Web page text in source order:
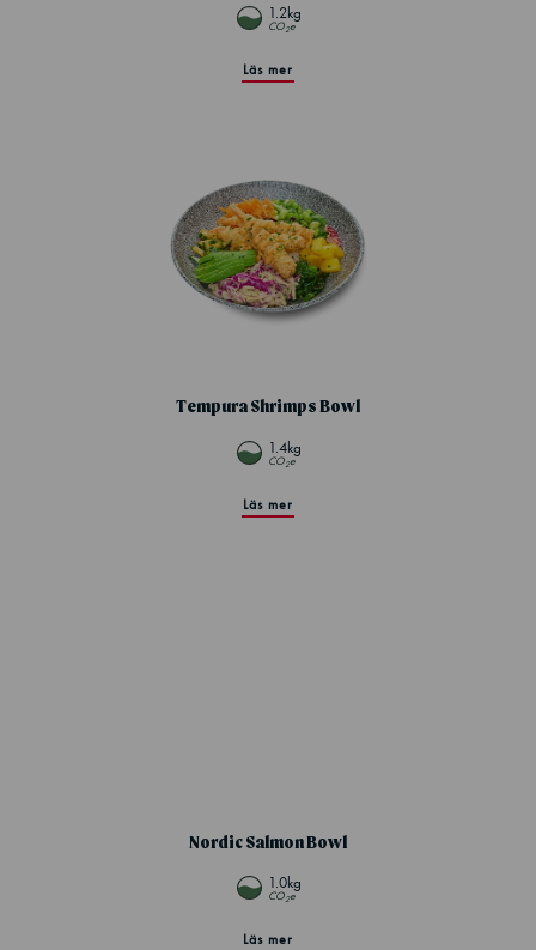
1.2kg
CO2e
Läs mer
Tempura Shrimps Bowl
1.4kg
CO2e
Läs mer
Nordic Salmon Bowl
1.0kg
CO2e
Läs mer